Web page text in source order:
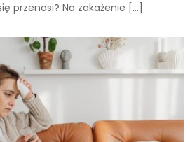
przenosi? Na zakażenie […]